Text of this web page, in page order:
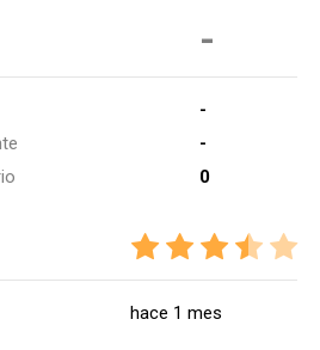
-
-
-
0
hace 1 mes